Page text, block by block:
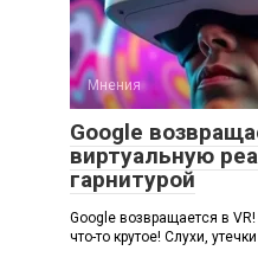
Мнения
Google
виртуальную
гарнитурой
Google возвращается в
что-то крутое! Слухи,